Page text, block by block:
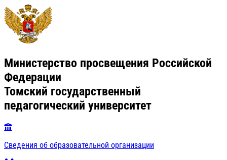
Министерство просвещения Российской
Федерации
Томский государственный
педагогический университет
Сведения об образовательной организации